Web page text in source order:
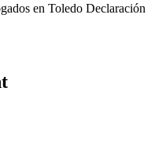
en Toledo Declaración